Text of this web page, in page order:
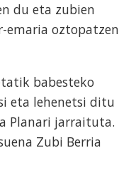
du eta zubien
emaria oztopatzen
babesteko
eta lehenetsi ditu
Planari jarraituta.
Zubi Berria